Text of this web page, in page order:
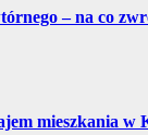
– na co
mieszkania w